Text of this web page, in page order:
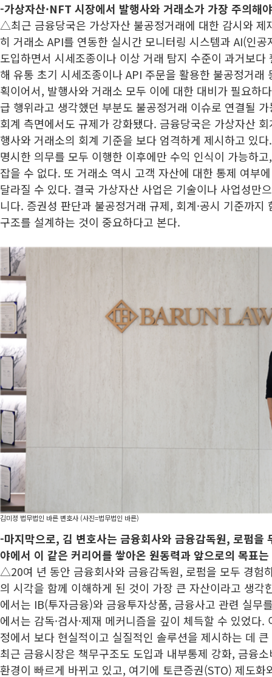
-가상자산·NFT 시장에서 발행사와 거래소가 가장 주의해
△최근 금융당국은 가상자산 불공정거래에 대한 감시와 제
히 거래소 API를 연동한 실시간 모니터링 시스템과 AI(인
도입하면서 시세조종이나 이상 거래 탐지 수준이 과거보
해 유통 초기 시세조종이나 API 주문을 활용한 불공정거래
획이어서, 발행사와 거래소 모두 이에 대한 대비가 필요하
급 행위라고 생각했던 부분도 불공정거래 이슈로 연결될
회계 측면에서도 규제가 강화됐다. 금융당국은 가상자산
행사와 거래소의 회계 기준을 보다 엄격하게 제시하고 있
명시한 의무를 모두 이행한 이후에만 수익 인식이 가능하
잡을 수 없다. 또 거래소 역시 고객 자산에 대한 통제 여부
달라질 수 있다. 결국 가상자산 사업은 기술이나 사업성만
니다. 증권성 판단과 불공정거래 규제, 회계·공시 기준까지
구조를 설계하는 것이 중요하다고 본다.
김미정 법무법인 바른 변호사 (사진=법무법인 바른)
-마지막으로, 김 변호사는 금융회사와 금융감독원, 로펌을
야에서 이 같은 커리어를 쌓아온 원동력과 앞으로의 목표
△20여 년 동안 금융회사와 금융감독원, 로펌을 모두 경험
의 시각을 함께 이해하게 된 것이 가장 큰 자산이라고 생각
에서는 IB(투자금융)와 금융투자상품, 금융사고 관련 실무
에서는 감독·검사·제재 메커니즘을 깊이 체득할 수 있었다
정에서 보다 현실적이고 실질적인 솔루션을 제시하는 데
최근 금융시장은 책무구조도 도입과 내부통제 강화, 금융
환경이 빠르게 바뀌고 있고, 여기에 토큰증권(STO) 제도화